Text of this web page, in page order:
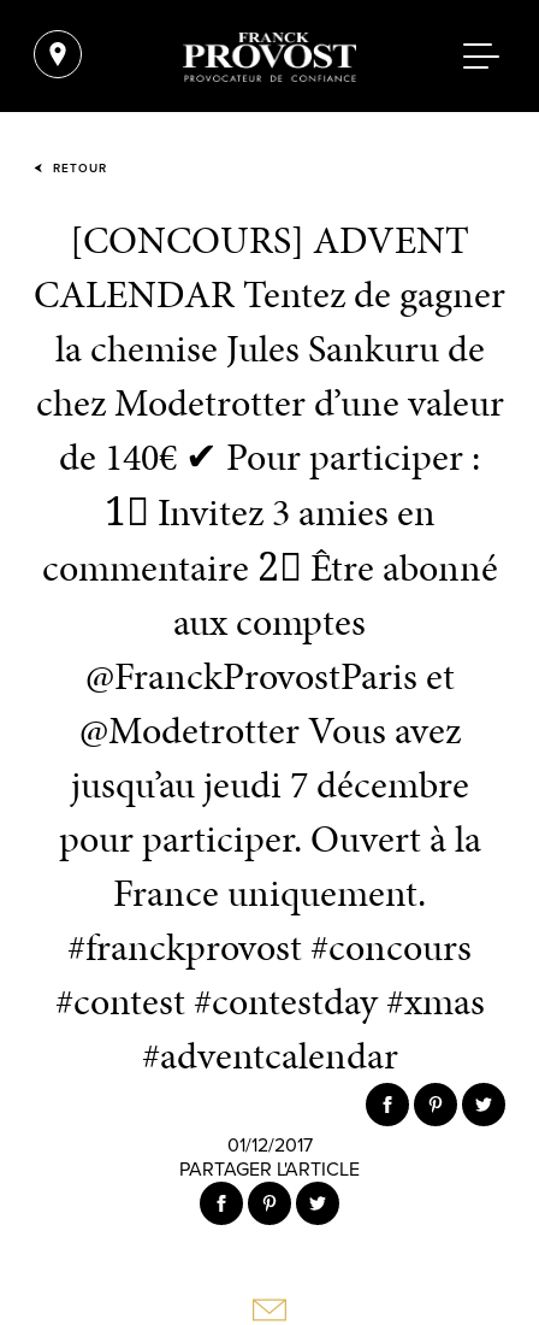
RETOUR
[CONCOURS] ADVENT
CALENDAR Tentez de gagner
la chemise Jules Sankuru de
chez Modetrotter d’une valeur
de 140€ ✔ Pour participer :
1⃣ Invitez 3 amies en
commentaire 2⃣ Être abonné
aux comptes
@FranckProvostParis et
@Modetrotter Vous avez
jusqu’au jeudi 7 décembre
pour participer. Ouvert à la
France uniquement.
#franckprovost #concours
#contest #contestday #xmas
#adventcalendar
01/12/2017
PARTAGER L'ARTICLE